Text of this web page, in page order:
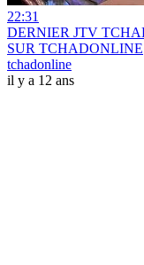
22:31
DERNIER JTV
SUR TCHADONLINE
tchadonline
il y a 12 ans